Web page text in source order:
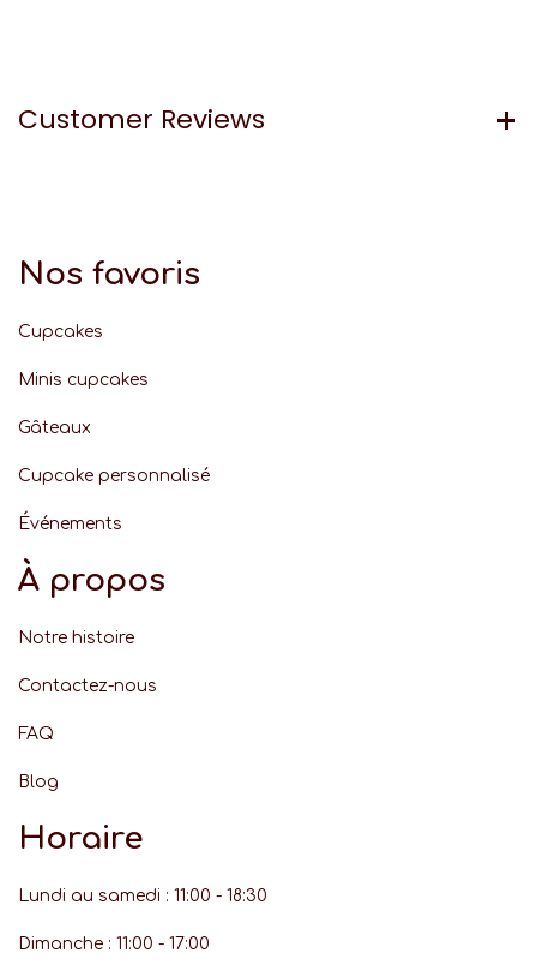
Customer Reviews
Nos favoris
Cupcakes
Minis cupcakes
Gâteaux
Cupcake personnalisé
Événements
À propos
Notre histoire
Contactez-nous
FAQ
Blog
Horaire
Lundi au samedi : 11:00 - 18:30
Dimanche : 11:00 - 17:00